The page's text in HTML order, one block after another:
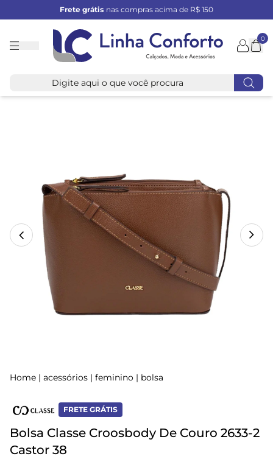
Frete grátis nas compras acima de R$ 150
Linha
0
Home | acessórios | feminino | bolsa
FRETE GRÁTIS
Bolsa Classe Croosbody De Couro 2633-2
Castor 38